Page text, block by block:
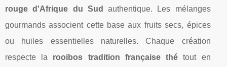
rouge d'Afrique du Sud
authentique. Les mélanges
gourmands associent cette base aux fruits secs, épices
ou huiles essentielles naturelles. Chaque création
respecte la rooibos tradition française thé tout en